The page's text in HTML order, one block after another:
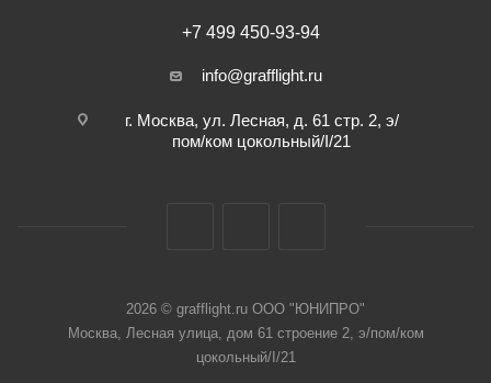
+7 499 450-93-94
info@grafflight.ru
г. Москва, ул. Лесная, д. 61 стр. 2, э/
пом/ком цокольный/I/21
2026 © grafflight.ru ООО "ЮНИПРО"
Москва, Лесная улица, дом 61 строение 2, э/пом/ком
цокольный/I/21